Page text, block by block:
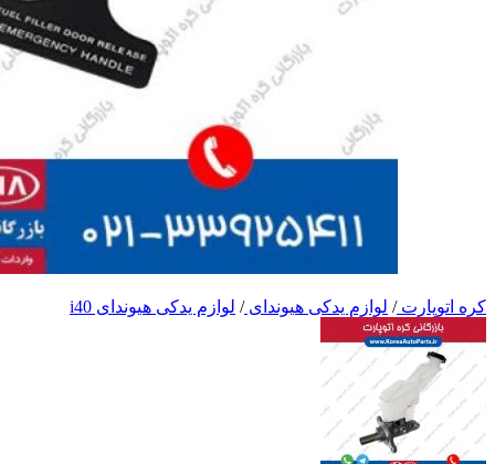
کره اتوپارت/ لوازم یدکی هیوندای/ لوازم یدکی هیوندای i40